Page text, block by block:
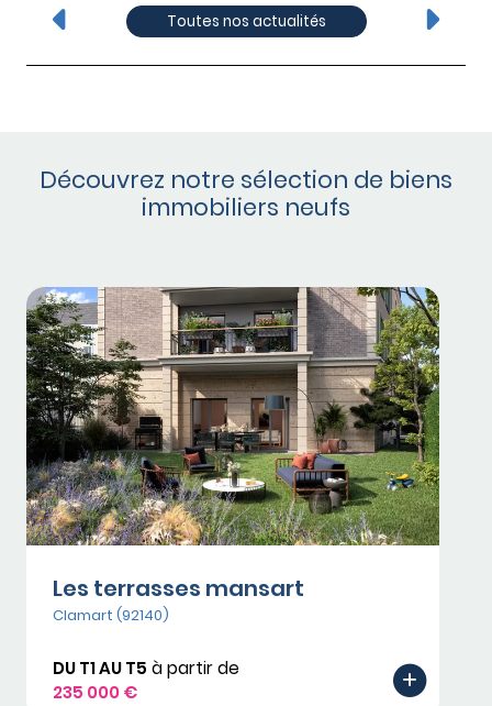
Toutes nos actualités
Découvrez notre sélection de biens
immobiliers neufs
Les terrasses mansart
Clamart (92140)
DU T1 AU T5 à partir de
235 000 €